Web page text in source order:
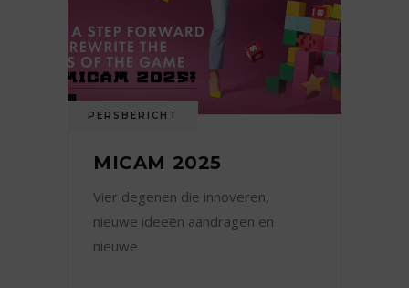
PERSBERICHT
MICAM 2025
Vier degenen die innoveren,
nieuwe ideeën aandragen en
nieuwe